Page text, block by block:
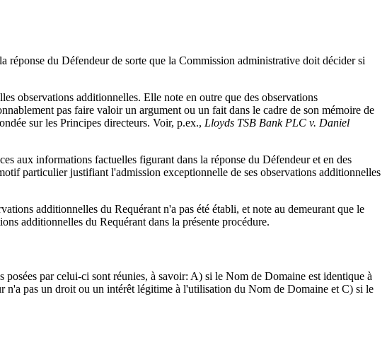
réponse du Défendeur de sorte que la Commission administrative doit décider si
observations additionnelles. Elle note en outre que des observations
pas faire valoir un argument ou un fait dans le cadre de son mémoire de
sur les Principes directeurs. Voir, p.ex., Lloyds TSB Bank PLC v. Daniel
aux informations factuelles figurant dans la réponse du Défendeur et en des
particulier justifiant l'admission exceptionnelle de ses observations additionnelles
additionnelles du Requérant n'a pas été établi, et note au demeurant que le
additionnelles du Requérant dans la présente procédure.
par celui-ci sont réunies, à savoir: A) si le Nom de Domaine est identique à
n'a pas un droit ou un intérêt légitime à l'utilisation du Nom de Domaine et C) si le